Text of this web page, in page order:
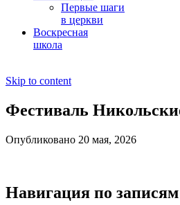
Первые шаги
в церкви
Воскресная
школа
Skip to content
Фестиваль
Опубликовано 20 мая, 2026
Навигация по записям